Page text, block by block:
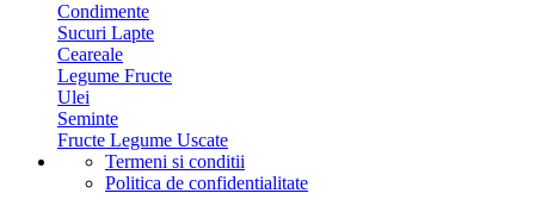
Condimente
Sucuri Lapte
Ceareale
Legume Fructe
Ulei
Seminte
Fructe Legume Uscate
Termeni si conditii
Politica de confidentialitate